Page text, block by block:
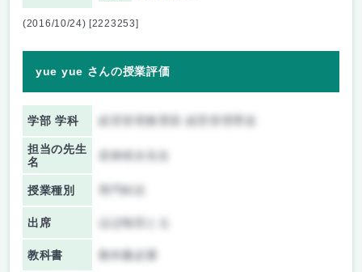
(2016/10/24) [2223253]
yue yue さんの授業評価
学部 学科
担当の先生
名
若林靖永先生
授業種別
出席 ほぼ毎回とる
教科書 教科書必要